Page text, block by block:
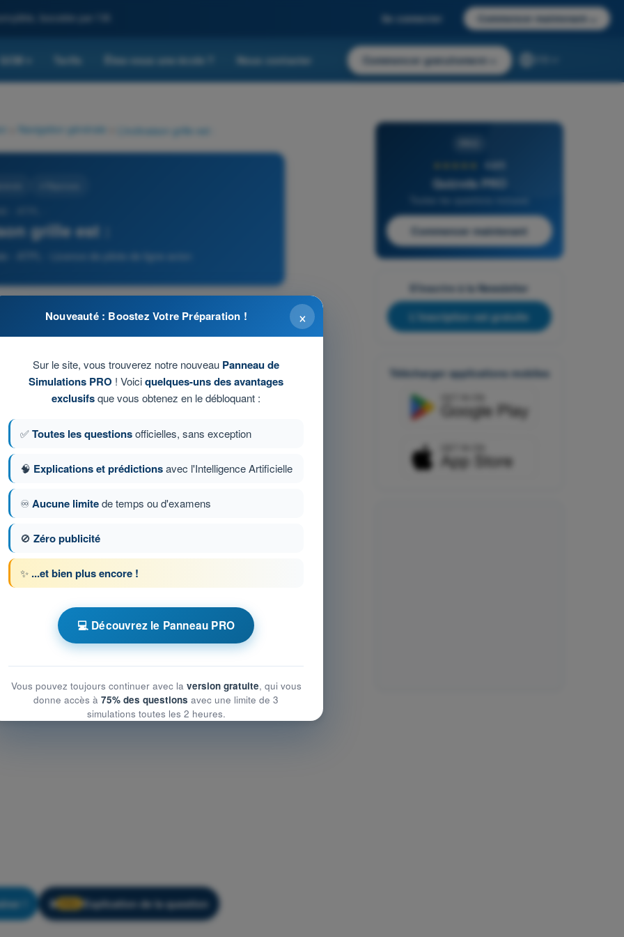
boostée par l'IA Se connecter Commencer maintenant
QCM Tarifs Êtes-vous une école ? Nous contacter Commencer gratuitement
Navigation générale L’inclinaison grille est :
grille est :
- ATPL - Licence de pilote de ligne avion
dans l’hémisphère Nord.
grille origine dans l’hémisphère Nord.
3 sur 920 Question suivante
ATPL - Licence de pilote de ligne
d'Entraînement ATPL - Navigation générale
! 🔒 Explication de la question
4,6/5
Quizvds PRO
Commencer maintenant
S'inscrire à la Newsletter
L'inscription est gratuite
Télécharger applications mobiles
×
Nouveauté : Boostez Votre Préparation !
Sur le site, vous trouverez notre nouveau Panneau de
Simulations PRO ! Voiciquelques-uns des avantages
exclusifsque vous obtenez en le débloquant :
✅Toutes les questionsofficielles, sans exception
🧠 Explications et prédictionsavec l'Intelligence Artificielle
♾️Aucune limitede temps ou d'examens
🚫 Zéro publicité
✨ ...et bien plus encore !
💻 Découvrez le Panneau PRO
Vous pouvez toujours continuer avec la version gratuite, qui vous
donne accès à 75% des questions avec une limite de 3
simulations toutes les 2 heures.